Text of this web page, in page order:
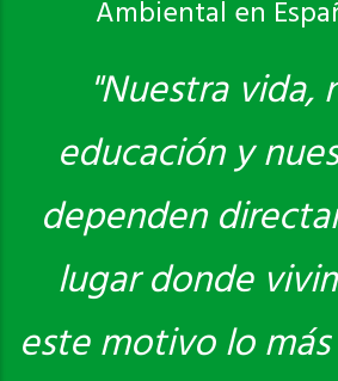
Ambiental en
"Nuestra vida,
educación y
dependen
lugar donde
este motivo lo